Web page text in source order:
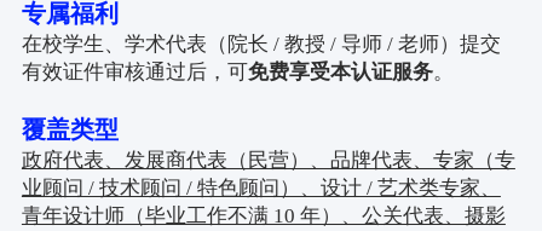
专属福利
在校学生、学术代表（院长 / 教授 / 导师 / 老师）提交
有效证件审核通过后，可免费享受本认证服务。
覆盖类型
政府代表、发展商代表（民营）、品牌代表、专家（专
业顾问 / 技术顾问 / 特色顾问）、设计 / 艺术类专家、
青年设计师（毕业工作不满 10 年）、公关代表、摄影